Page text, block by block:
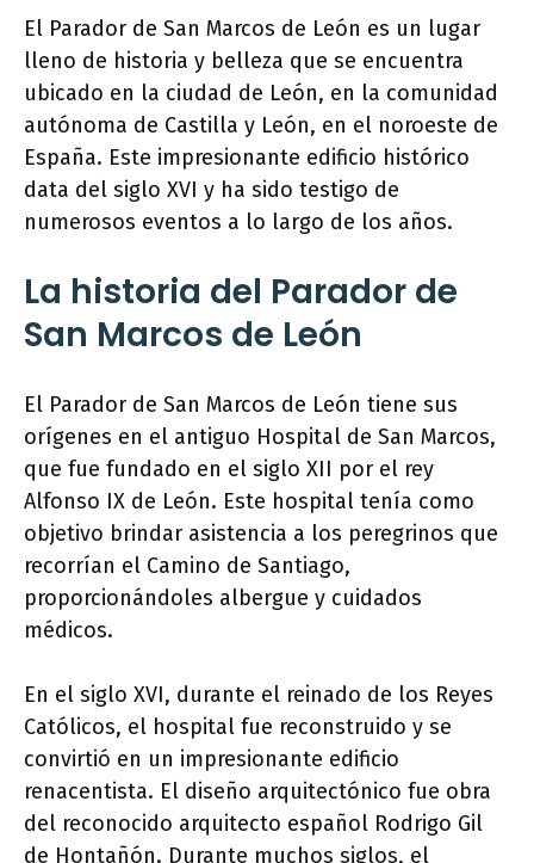
El Parador de San Marcos de León es un lugar
lleno de historia y belleza que se encuentra
ubicado en la ciudad de León, en la comunidad
autónoma de Castilla y León, en el noroeste de
España. Este impresionante edificio histórico
data del siglo XVI y ha sido testigo de
numerosos eventos a lo largo de los años.
La historia del Parador de
San Marcos de León
El Parador de San Marcos de León tiene sus
orígenes en el antiguo Hospital de San Marcos,
que fue fundado en el siglo XII por el rey
Alfonso IX de León. Este hospital tenía como
objetivo brindar asistencia a los peregrinos que
recorrían el Camino de Santiago,
proporcionándoles albergue y cuidados
médicos.
En el siglo XVI, durante el reinado de los Reyes
Católicos, el hospital fue reconstruido y se
convirtió en un impresionante edificio
renacentista. El diseño arquitectónico fue obra
del reconocido arquitecto español Rodrigo Gil
de Hontañón. Durante muchos siglos, el